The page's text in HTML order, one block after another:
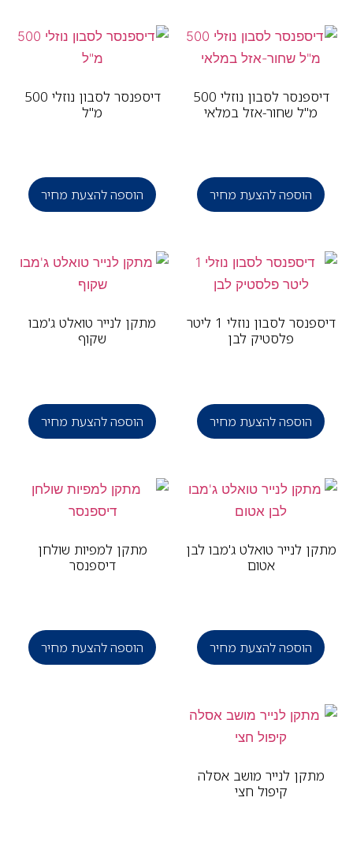
דיספנסר לסבון נוזלי 500
מ"ל שחור-אזל במלאי
הוספה להצעת מחיר
דיספנסר לסבון נוזלי 500
הוספה להצעת מחיר
דיספנסר לסבון נוזלי 1 ליטר
פלסטיק לבן
הוספה להצעת מחיר
מתקן לנייר טואלט ג'מבו
הוספה להצעת מחיר
לנייר טואלט ג'מבו לבן
הוספה להצעת מחיר
מתקן למפיות שולחן
דיספנסר
הוספה להצעת מחיר
לנייר מושב אסלה
קיפול חצי